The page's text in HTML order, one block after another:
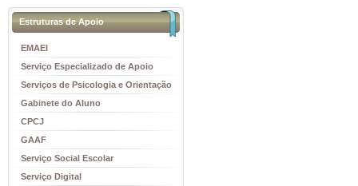
Estruturas de Apoio
EMAEI
Serviço Especializado de Apoio
Educativo
Serviços de Psicologia e Orientação
(SPO)
Gabinete do Aluno
CPCJ
GAAF
Serviço Social Escolar
Serviço Digital